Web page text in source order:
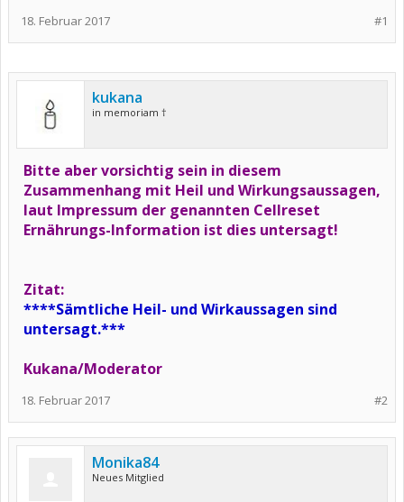
#1
18. Februar 2017
kukana
in memoriam †
Bitte aber vorsichtig sein in diesem
Zusammenhang mit Heil und Wirkungsaussagen,
laut Impressum der genannten Cellreset
Ernährungs-Information ist dies untersagt!
Zitat:
****Sämtliche Heil- und Wirkaussagen sind
untersagt.***
Kukana/Moderator
#2
18. Februar 2017
Monika84
Neues Mitglied